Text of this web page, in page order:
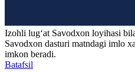
Izohli lugʻat Savodxon loyihasi
Savodxon dasturi matndagi imlo
imkon beradi.
Batafsil